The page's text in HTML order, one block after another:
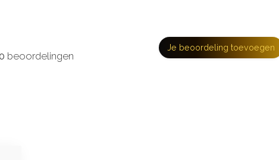
beoordelingen
Je beoordeling toevoegen